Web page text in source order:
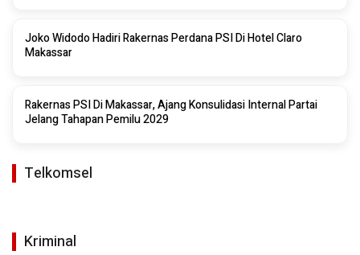
Joko Widodo Hadiri Rakernas Perdana PSI Di Hotel Claro
Makassar
Rakernas PSI Di Makassar, Ajang Konsulidasi Internal Partai
Jelang Tahapan Pemilu 2029
Telkomsel
Kriminal